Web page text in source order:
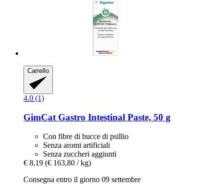
Carrello
4.0 (1)
GimCat Gastro Intestinal Paste, 50 g
Con fibre di bucce di psillio
Senza aromi artificiali
Senza zuccheri aggiunti
€ 8,19 (€ 163,80 / kg)
Consegna entro il giorno 09 settembre